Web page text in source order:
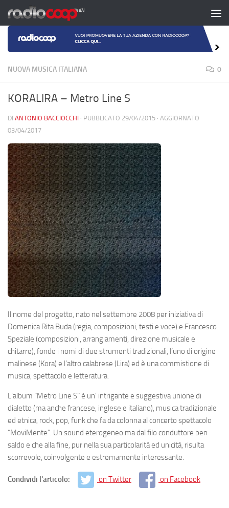
Salta al contenuto
NUOVA MUSICA ITALIANA 0
KORALIRA – Metro Line S
DI ANTONIO BACCIOCCHI · PUBBLICATO 29/04/2015 · AGGIORNATO
03/04/2017
Il nome del progetto, nato nel settembre 2008 per iniziativa di
Domenica Rita Buda (regia, composizioni, testi e voce) e Francesco
Speziale (composizioni, arrangiamenti, direzione musicale e
chitarre), fonde i nomi di due strumenti tradizionali, l’uno di origine
malinese (Kora) e l’altro calabrese (Lira) ed è una commistione di
musica, spettacolo e letteratura.
L’album “Metro Line S” è un’ intrigante e suggestiva unione di
dialetto (ma anche francese, inglese e italiano), musica tradizionale
ed etnica, rock, pop, funk che fa da colonna al concerto spettacolo
“MoviMente”. Un sound eterogeneo ma dal filo conduttore ben
saldo e che alla fine, pur nella sua particolarità ed unicità, risulta
scorrevole, coinvolgente e estremamente interessante.
Condividi l'articolo: on Twitter on Facebook